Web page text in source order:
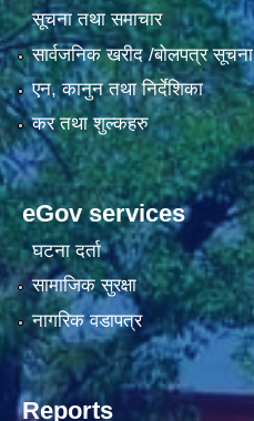
सूचना तथा समाचार
सार्वजनिक खरीद /बोलपत्र सूचना
एन, कानुन तथा निर्देशिका
कर तथा शुल्कहरु
eGov services
घटना दर्ता
सामाजिक सुरक्षा
नागरिक वडापत्र
Reports